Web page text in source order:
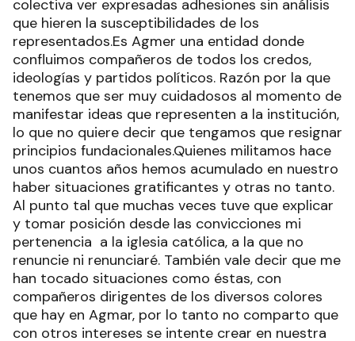
colectiva ver expresadas adhesiones sin análisis
que hieren la susceptibilidades de los
representados.Es Agmer una entidad donde
confluimos compañeros de todos los credos,
ideologías y partidos políticos. Razón por la que
tenemos que ser muy cuidadosos al momento de
manifestar ideas que representen a la institución,
lo que no quiere decir que tengamos que resignar
principios fundacionales.Quienes militamos hace
unos cuantos años hemos acumulado en nuestro
haber situaciones gratificantes y otras no tanto.
Al punto tal que muchas veces tuve que explicar
y tomar posición desde las convicciones mi
pertenencia a la iglesia católica, a la que no
renuncie ni renunciaré. También vale decir que me
han tocado situaciones como éstas, con
compañeros dirigentes de los diversos colores
que hay en Agmar, por lo tanto no comparto que
con otros intereses se intente crear en nuestra